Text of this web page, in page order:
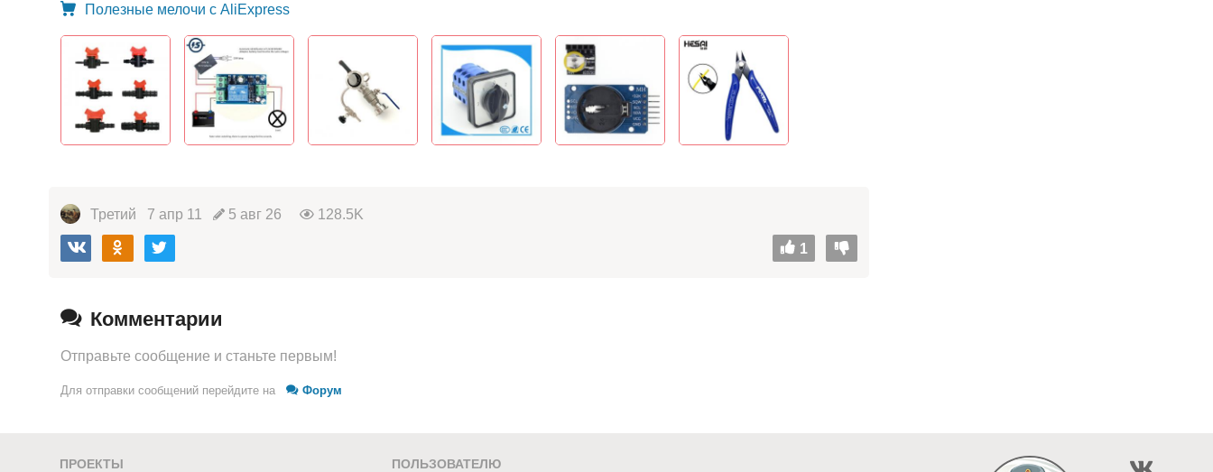
Полезные мелочи с AliExpress
Третий 7 апр 11 5 авг 26 128.5K
1
Комментарии
Отправьте сообщение и станьте первым!
Для отправки сообщений перейдите на Форум
ПРОЕКТЫ ПОЛЬЗОВАТЕЛЮ